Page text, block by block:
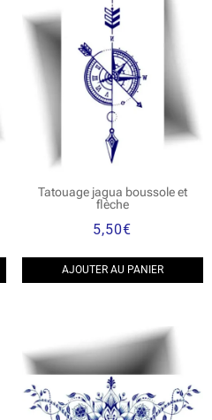
Tatouage jagua boussole et
flèche
5,50€
AJOUTER AU PANIER